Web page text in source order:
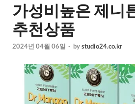
가성비높은 제니
추천상품
2024년 04월 06일 - bystudio24.co.kr